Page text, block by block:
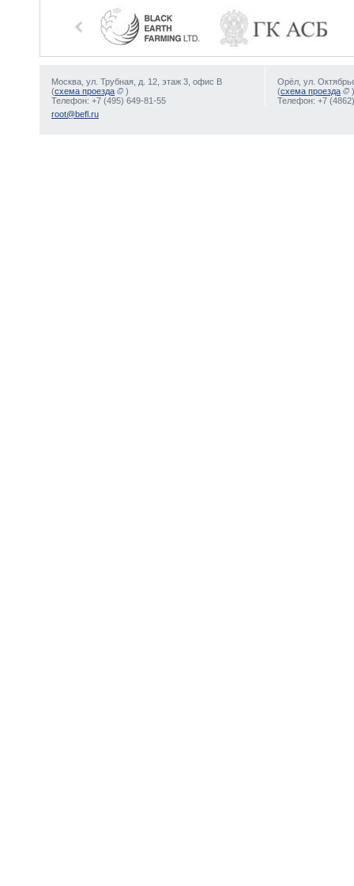
Москва, ул. Трубная, д. 12, этаж 3, офис В
(схема проезда
)
Телефон: +7 (495) 649-81-55
Орёл, ул.
(схема проезда
)
Телефон: +7
root@befl.ru